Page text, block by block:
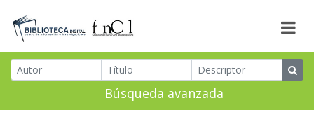
Búsqueda avanzada